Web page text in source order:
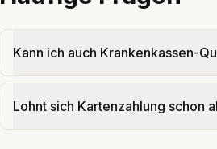
Kann ich auch Krankenkassen-
Lohnt sich Kartenzahlung schon